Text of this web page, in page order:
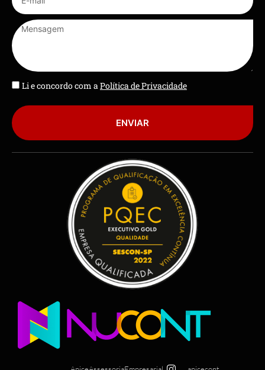
Li e concordo com aPolítica de Privacidade
ENVIAR